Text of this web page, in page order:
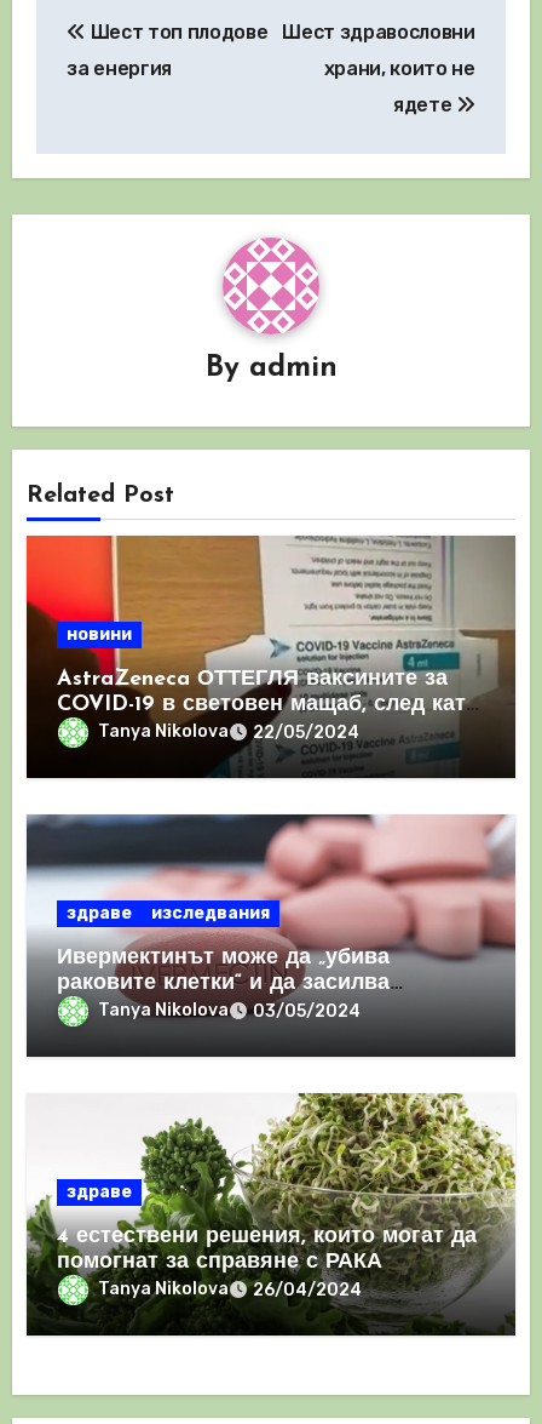
Шест топ плодове
за енергия
Шест здравословни
храни, които не
ядете
By admin
Related Post
новини
AstraZeneca ОТТЕГЛЯ ваксините за
COVID-19 в световен мащаб, след като
призна, че те причиняват КРЪВНИ
съсиреци
Tanya Nikolova 22/05/2024
здраве изследвания
Ивермектинът може да „убива
раковите клетки“ и да засилва
имунния отговор
Tanya Nikolova 03/05/2024
здраве
4 естествени решения, които могат да
помогнат за справяне с РАКА
Tanya Nikolova 26/04/2024